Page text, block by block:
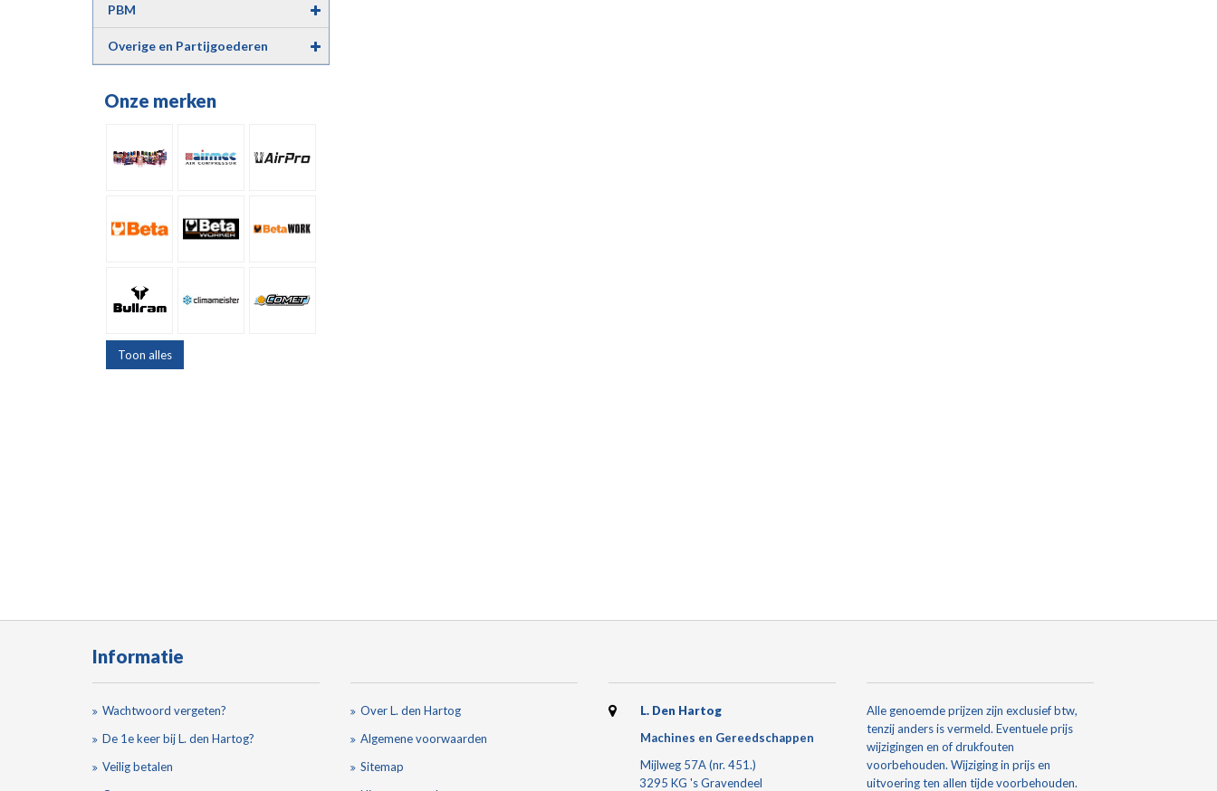
PBM
Overige en Partijgoederen
Onze merken
Toon alles
Informatie
Wachtwoord vergeten?
De 1e keer bij L. den Hartog?
Veilig betalen
Over L. den Hartog
Algemene voorwaarden
Sitemap
L. Den Hartog
Machines en Gereedschappen
Mijlweg 57A (nr. 451.)
3295 KG 's Gravendeel
Alle genoemde prijzen zijn exclusief btw,
tenzij anders is vermeld. Eventuele prijs
wijzigingen en of drukfouten
voorbehouden. Wijziging in prijs en
uitvoering ten allen tijde voorbehouden.